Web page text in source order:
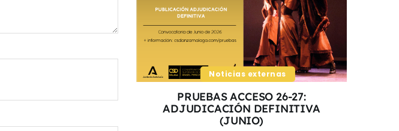
Noticias externas
PRUEBAS ACCESO 26-27:
ADJUDICACIÓN DEFINITIVA
(JUNIO)